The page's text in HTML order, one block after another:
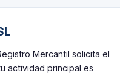
Mercantil solicita el
actividad principal es